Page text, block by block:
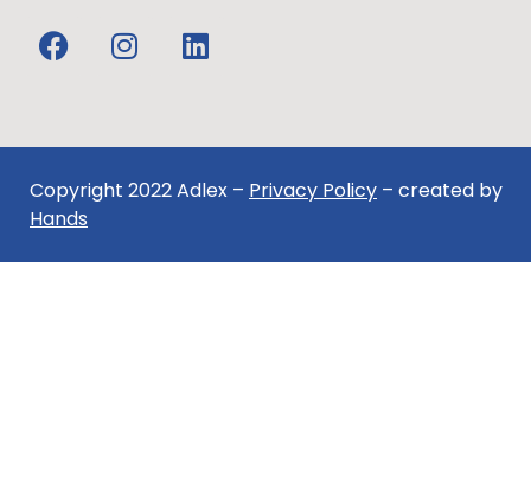
Copyright 2022 Adlex – Privacy Policy – created by
Hands